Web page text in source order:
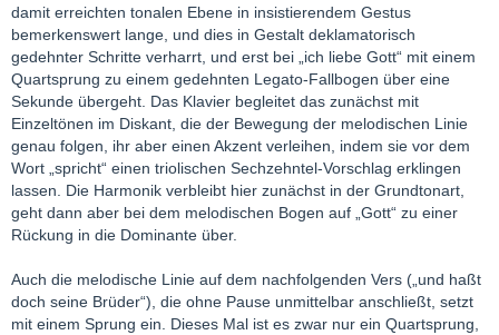
damit erreichten tonalen Ebene in insistierendem Gestus
bemerkenswert lange, und dies in Gestalt deklamatorisch
gedehnter Schritte verharrt, und erst bei „ich liebe Gott“ mit einem
Quartsprung zu einem gedehnten Legato-Fallbogen über eine
Sekunde übergeht. Das Klavier begleitet das zunächst mit
Einzeltönen im Diskant, die der Bewegung der melodischen Linie
genau folgen, ihr aber einen Akzent verleihen, indem sie vor dem
Wort „spricht“ einen triolischen Sechzehntel-Vorschlag erklingen
lassen. Die Harmonik verbleibt hier zunächst in der Grundtonart,
geht dann aber bei dem melodischen Bogen auf „Gott“ zu einer
Rückung in die Dominante über.
Auch die melodische Linie auf dem nachfolgenden Vers („und haßt
doch seine Brüder“), die ohne Pause unmittelbar anschließt, setzt
mit einem Sprung ein. Dieses Mal ist es zwar nur ein Quartsprung,